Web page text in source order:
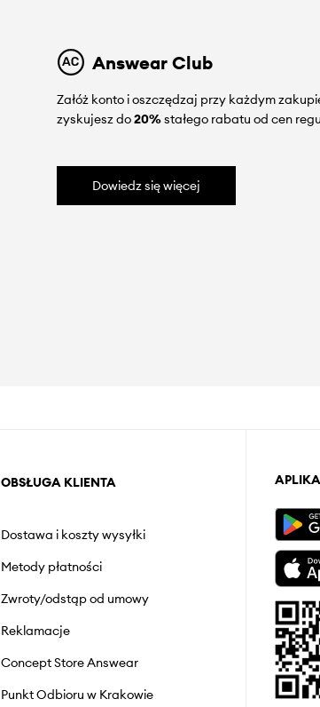
Answear Club
Załóż konto i oszczędzaj przy każdym
zyskujesz do20%stałego rabatu od cen
Dowiedz się więcej
OBSŁUGA KLIENTA
Dostawa i koszty wysyłki
Metody płatności
Zwroty/odstąp od umowy
Reklamacje
Concept Store Answear
Punkt Odbioru w Krakowie